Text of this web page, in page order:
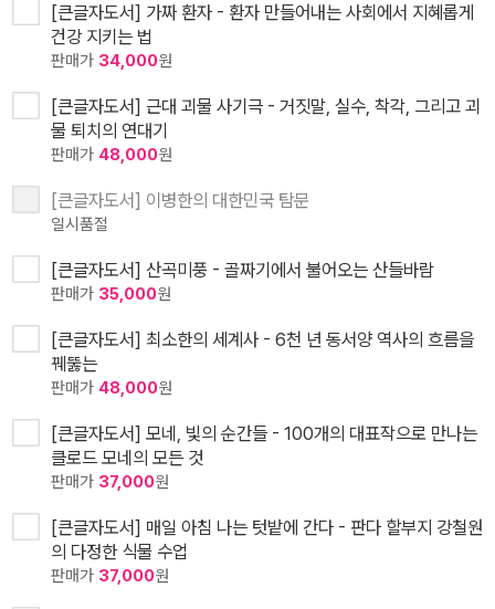
[큰글자도서] 가짜 환자 - 환자 만들어내는 사회에서 지혜롭게
건강 지키는 법
판매가 34,000원
[큰글자도서] 근대 괴물 사기극 - 거짓말, 실수, 착각, 그리고 괴
물 퇴치의 연대기
판매가 48,000원
[큰글자도서] 이병한의 대한민국 탐문
일시품절
[큰글자도서] 산곡미풍 - 골짜기에서 불어오는 산들바람
판매가 35,000원
[큰글자도서] 최소한의 세계사 - 6천 년 동서양 역사의 흐름을
꿰뚫는
판매가 48,000원
[큰글자도서] 모네, 빛의 순간들 - 100개의 대표작으로 만나는
클로드 모네의 모든 것
판매가 37,000원
[큰글자도서] 매일 아침 나는 텃밭에 간다 - 판다 할부지 강철원
의 다정한 식물 수업
판매가 37,000원